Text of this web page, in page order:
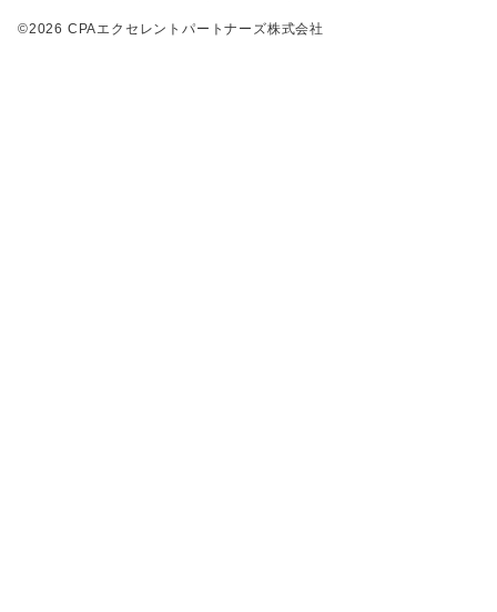
©2026 CPAエクセレントパートナーズ株式会社